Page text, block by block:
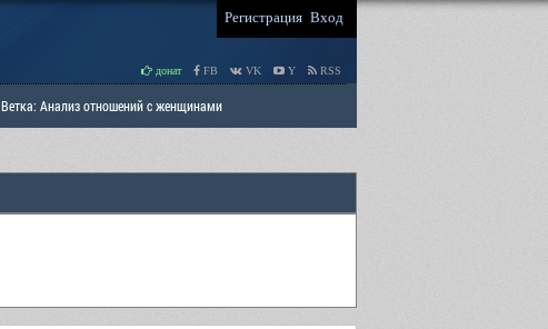
Регистрация Вход
донат FB VK Y RSS
Ветка: Анализ отношений с женщинами